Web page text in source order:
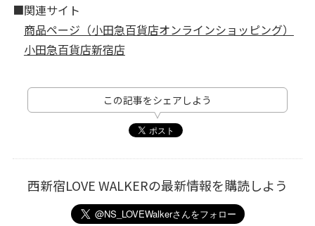
■関連サイト
商品ページ（小田急百貨店オンラインショッピング）
小田急百貨店新宿店
この記事をシェアしよう
西新宿LOVE WALKERの最新情報を購読しよう